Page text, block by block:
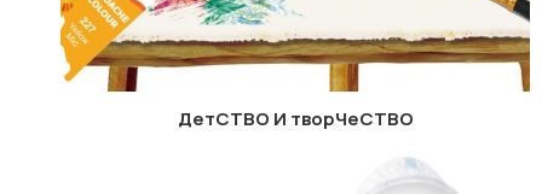
ДетCTBO И творЧеCTBO